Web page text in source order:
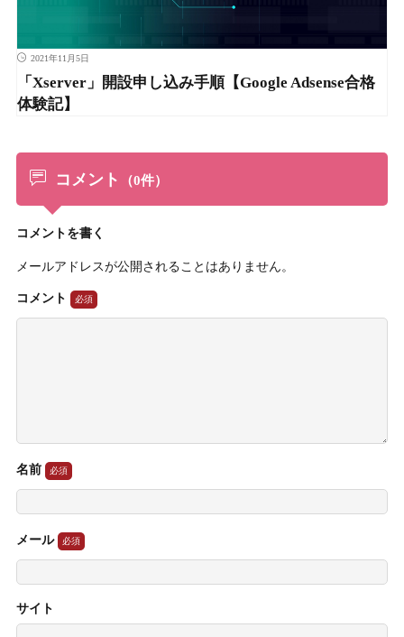
2021年11月5日
「Xserver」開設申し込み手順【Google Adsense合格
体験記】
コメント （0件）
コメントを書く
メールアドレスが公開されることはありません。
コメント
名前
メール
サイト